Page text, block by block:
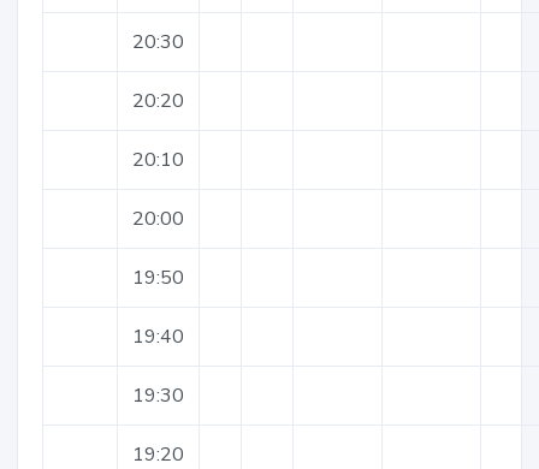
20:30
20:20
20:10
20:00
19:50
19:40
19:30
19:20